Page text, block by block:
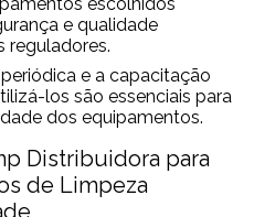
e qualidade
reguladores.
e a capacitação
los são essenciais para
dos equipamentos.
Distribuidora para
de Limpeza